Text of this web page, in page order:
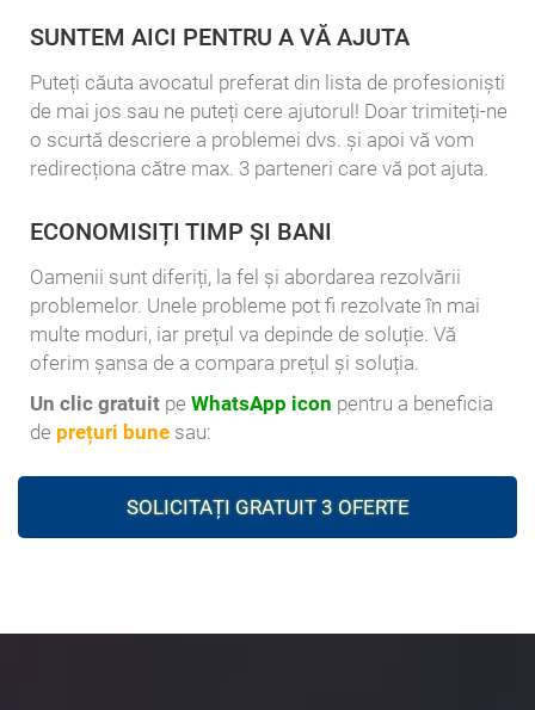
SUNTEM AICI PENTRU A VĂ AJUTA
Puteți căuta avocatul preferat din lista de profesioniști
de mai jos sau ne puteți cere ajutorul! Doar trimiteți-ne
o scurtă descriere a problemei dvs. și apoi vă vom
redirecționa către max. 3 parteneri care vă pot ajuta.
ECONOMISIȚI TIMP ȘI BANI
Oamenii sunt diferiți, la fel și abordarea rezolvării
problemelor. Unele probleme pot fi rezolvate în mai
multe moduri, iar prețul va depinde de soluție. Vă
oferim șansa de a compara prețul și soluția.
Un clic gratuit pe WhatsApp icon pentru a beneficia
de prețuri bune sau:
SOLICITAȚI GRATUIT 3 OFERTE